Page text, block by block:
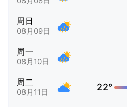
周日
08月09日
周一
08月10日
周二
08月11日 22°